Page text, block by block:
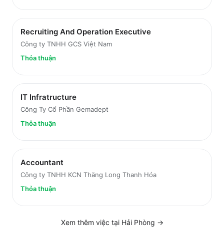
Recruiting And Operation Executive
Công ty TNHH GCS Việt Nam
Thỏa thuận
IT Infratructure
Công Ty Cổ Phần Gemadept
Thỏa thuận
Accountant
Công ty TNHH KCN Thăng Long Thanh Hóa
Thỏa thuận
Xem thêm việc tại Hải Phòng →